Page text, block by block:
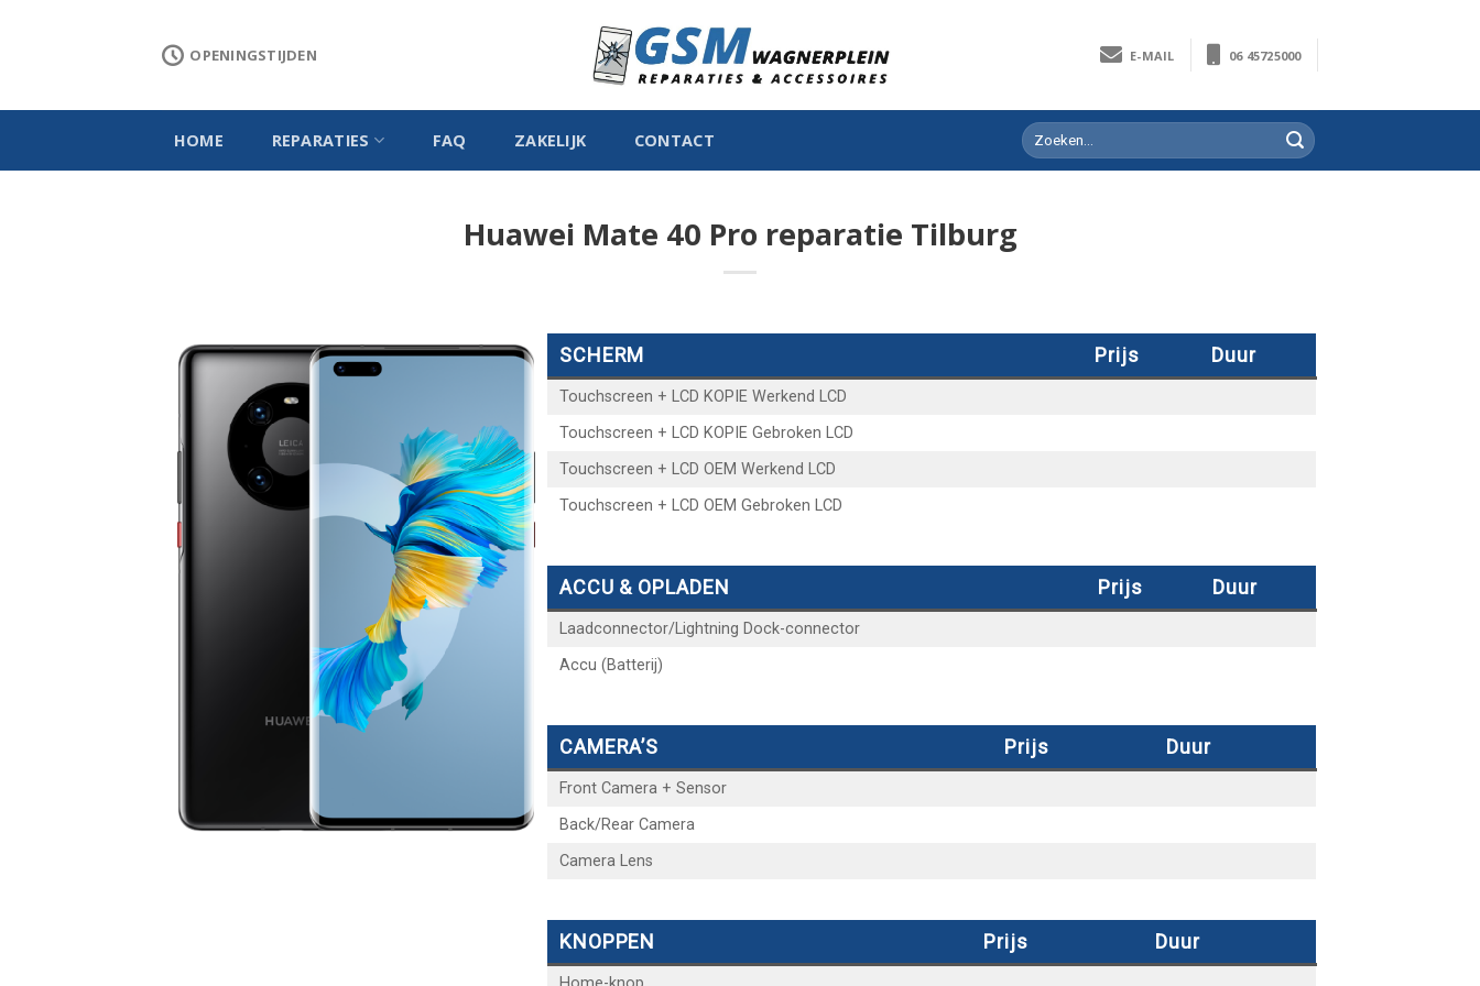
OPENINGSTIJDEN E-MAIL 06 45725000
HOME REPARATIES FAQ ZAKELIJK CONTACT
Huawei Mate 40 Pro reparatie Tilburg
SCHERM Prijs Duur
Touchscreen + LCD KOPIE Werkend LCD
Touchscreen + LCD KOPIE Gebroken LCD
Touchscreen + LCD OEM Werkend LCD
Touchscreen + LCD OEM Gebroken LCD
ACCU & OPLADEN Prijs Duur
Laadconnector/Lightning Dock-connector
Accu (Batterij)
CAMERA’S Prijs Duur
Front Camera + Sensor
Back/Rear Camera
Camera Lens
KNOPPEN Prijs Duur